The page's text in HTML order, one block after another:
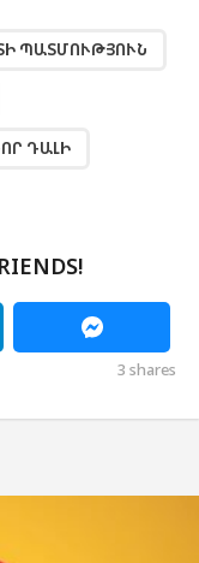
ՊԱՏՄՈՒԹՅՈՒՆ
ԴԱԼԻ
3 shares